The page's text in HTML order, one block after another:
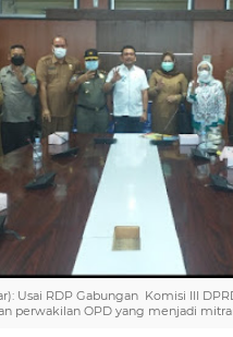
Usai RDP Gabungan Komisi III
perwakilan OPD yang menjadi